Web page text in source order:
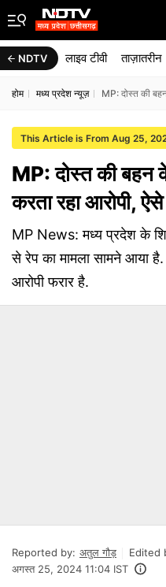
NDTV लाइव टीवी ताज़ातरीन
होम मध्य प्रदेश न्यूज़ MP: दोस्त की
This Article is From Aug 25,
MP: दोस्त की बहन
करता रहा आरोपी,
MP News: मध्य प्रदेश के
से रेप का मामला सामने आया
आरोपी फरार है.
Reported by: अतुल गौड़ Edited
अगस्त 25, 2024 11:04 IST